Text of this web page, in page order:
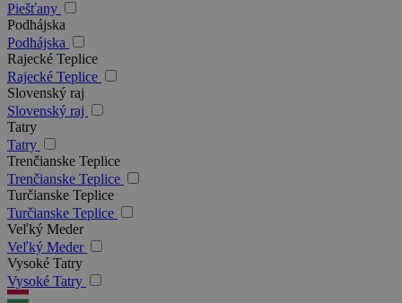
Piešťany
Podhájska
Podhájska
Rajecké Teplice
Rajecké Teplice
Slovenský raj
Slovenský raj
Tatry
Tatry
Trenčianske Teplice
Trenčianske Teplice
Turčianske Teplice
Turčianske Teplice
Veľký Meder
Veľký Meder
Vysoké Tatry
Vysoké Tatry